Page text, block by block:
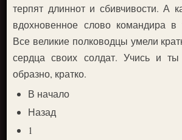
терпят длиннот и сбивчивости. А
вдохновенное слово командира в
Все великие полководцы умели
сердца своих солдат. Учись и ты
образно, кратко.
В начало
Назад
1